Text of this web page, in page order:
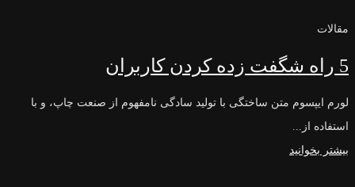
مقالات
5 راه شگفت زده کردن کاربران
لورم ایپسوم متن ساختگی با تولید سادگی نامفهوم از صنعت چاپ، و با
استفاده از...
بیشتر بخوانید